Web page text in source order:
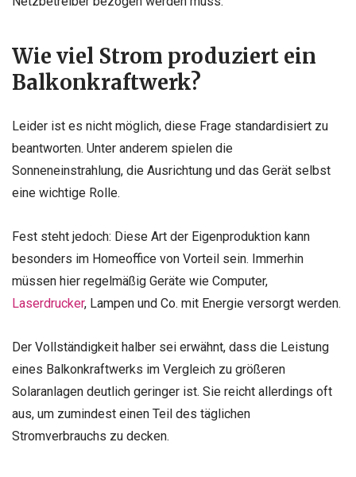
Wie viel Strom produziert ein
Balkonkraftwerk?
Leider ist es nicht möglich, diese Frage standardisiert zu
beantworten. Unter anderem spielen die
Sonneneinstrahlung, die Ausrichtung und das Gerät selbst
eine wichtige Rolle.
Fest steht jedoch: Diese Art der Eigenproduktion kann
besonders im Homeoffice von Vorteil sein. Immerhin
müssen hier regelmäßig Geräte wie Computer,
Laserdrucker, Lampen und Co. mit Energie versorgt werden.
Der Vollständigkeit halber sei erwähnt, dass die Leistung
eines Balkonkraftwerks im Vergleich zu größeren
Solaranlagen deutlich geringer ist. Sie reicht allerdings oft
aus, um zumindest einen Teil des täglichen
Stromverbrauchs zu decken.